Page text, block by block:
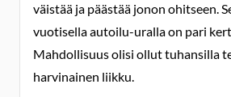
väistää ja päästää jonon ohitseen.
vuotisella autoilu-uralla on pari
Mahdollisuus olisi ollut tuhansilla
harvinainen liikku.